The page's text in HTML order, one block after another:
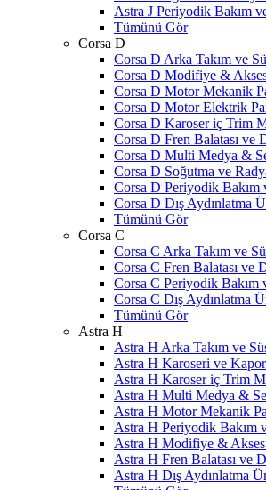
Astra J Periyodik Bakım
Tümünü Gör
Corsa D
Corsa D Arka Takım ve
Corsa D Modifiye &
Corsa D Motor Mekanik
Corsa D Motor Elektrik
Corsa D Karoser iç Trim
Corsa D Fren Balatası ve
Corsa D Multi Medya &
Corsa D Soğutma ve
Corsa D Periyodik Bakım
Corsa D Dış Aydınlatma
Tümünü Gör
Corsa C
Corsa C Arka Takım ve
Corsa C Fren Balatası ve
Corsa C Periyodik Bakım
Corsa C Dış Aydınlatma
Tümünü Gör
Astra H
Astra H Arka Takım ve
Astra H Karoseri ve
Astra H Karoser iç Trim
Astra H Multi Medya &
Astra H Motor Mekanik
Astra H Periyodik Bakım
Astra H Modifiye &
Astra H Fren Balatası ve
Astra H Dış Aydınlatma